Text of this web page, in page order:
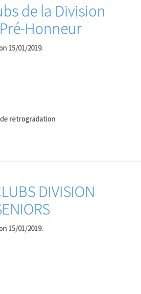
de la Division
Honneur
15/01/2019.
retrogradation
DIVISION
15/01/2019.